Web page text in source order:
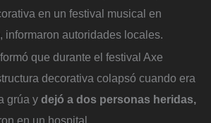
en un festival musical en
informaron autoridades locales.
que durante el festival Axe
decorativa colapsó cuando era
grúa y dejó a dos personas heridas,
en un hospital.